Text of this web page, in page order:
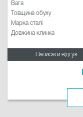
Вага
Товщина обуху
Марка сталі
Довжина клинка
Написати відгук